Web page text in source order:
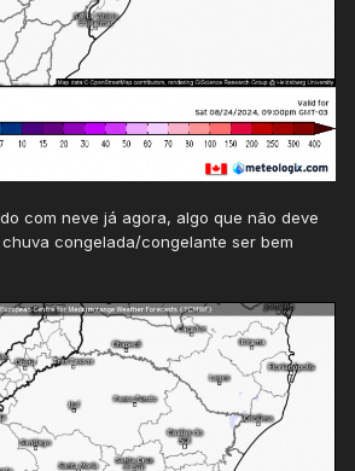
com neve já agora, algo que não deve
congelada/congelante ser bem